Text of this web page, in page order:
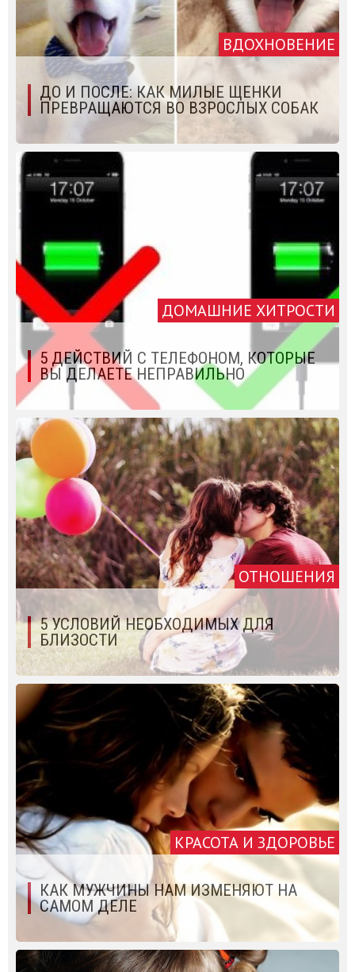
ВДОХНОВЕНИЕ
ДО И ПОСЛЕ: КАК МИЛЫЕ ЩЕНКИ
ПРЕВРАЩАЮТСЯ ВО ВЗРОСЛЫХ СОБАК
ДОМАШНИЕ ХИТРОСТИ
5 ДЕЙСТВИЙ С ТЕЛЕФОНОМ, КОТОРЫЕ
ВЫ ДЕЛАЕТЕ НЕПРАВИЛЬНО
ОТНОШЕНИЯ
5 УСЛОВИЙ НЕОБХОДИМЫХ ДЛЯ
БЛИЗОСТИ
КРАСОТА И ЗДОРОВЬЕ
КАК МУЖЧИНЫ НАМ ИЗМЕНЯЮТ НА
САМОМ ДЕЛЕ